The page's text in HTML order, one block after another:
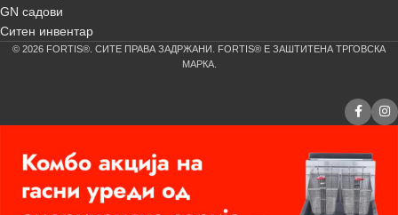
GN садови
Ситен инвентар
© 2026 FORTIS®. СИТЕ ПРАВА ЗАДРЖАНИ. FORTIS® Е ЗАШТИТЕНА ТРГОВСКА
МАРКА.